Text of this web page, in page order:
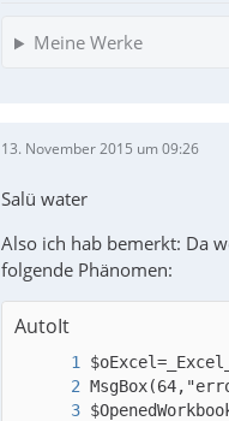
Meine Werke
13. November 2015 um 09:26
Salü water
Also ich hab bemerkt: Da
folgende Phänomen:
AutoIt